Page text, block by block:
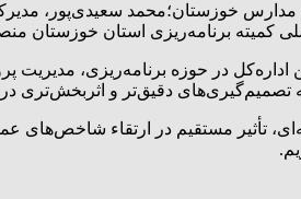
خوزستان؛محمد سعیدی‌پور،
کمیته برنامه‌ریزی استان خوزستان
در حوزه برنامه‌ریزی،
تصمیم‌گیری‌های دقیق‌تر و اثربخش‌تری
تأثیر مستقیم در ارتقاء شاخص‌های